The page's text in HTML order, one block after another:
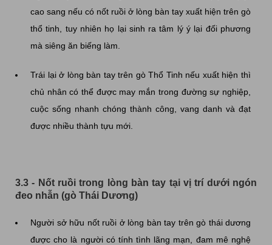
cao sang nếu có nốt ruồi ở lòng bàn tay xuất hiện trên gò
thổ tinh, tuy nhiên họ lại sinh ra tâm lý ý lại đối phương
mà siêng ăn biếng làm.
Trái lại ở lòng bàn tay trên gò Thổ Tinh nếu xuất hiện thì
chủ nhân có thể được may mắn trong đường sự nghiệp,
cuộc sống nhanh chóng thành công, vang danh và đạt
được nhiều thành tựu mới.
3.3 - Nốt ruồi trong lòng bàn tay tại vị trí dưới ngón
đeo nhẫn (gò Thái Dương)
Người sở hữu nốt ruồi ở lòng bàn tay trên gò thái dương
được cho là người có tính tình lãng mạn, đam mê nghệ